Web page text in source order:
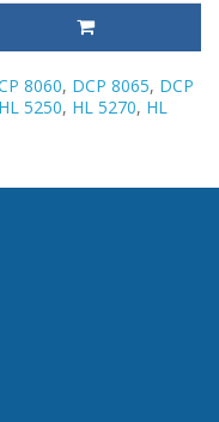
8060, DCP 8065, DCP
HL 5250, HL 5270, HL